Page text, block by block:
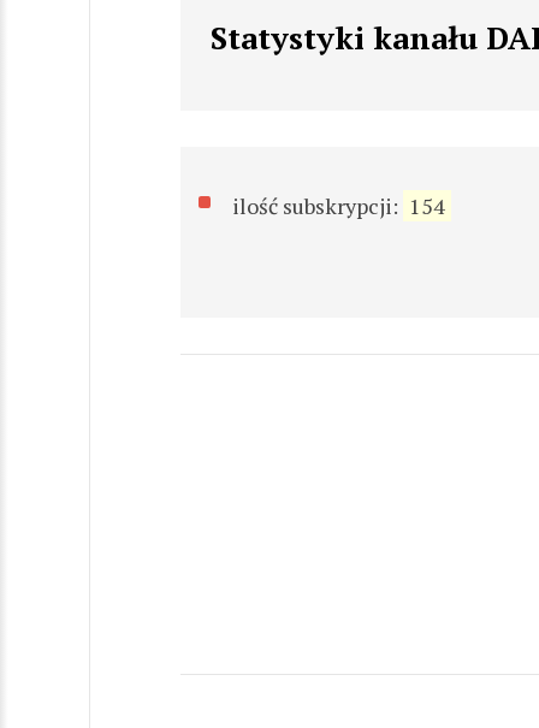
Statystyki kanału
ilość subskrypcji: 154